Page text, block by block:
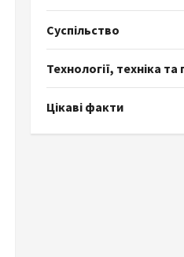
Суспільство
Технології, техніка
Цікаві факти